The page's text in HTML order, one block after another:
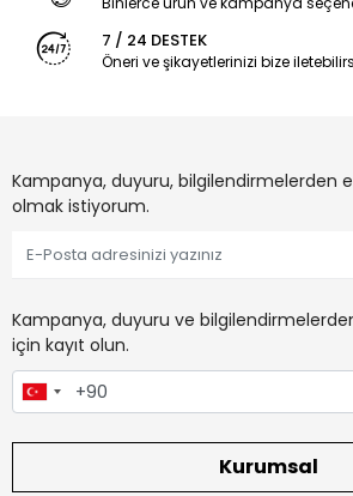
7 / 24 DESTEK
Öneri ve şikayetlerinizi bize
Kampanya, duyuru, bilgilendirmelerden
olmak istiyorum.
Kampanya, duyuru ve
için kayıt olun.
Kurumsal